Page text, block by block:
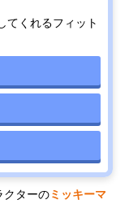
てくれるフィット
クターのミッキーマ